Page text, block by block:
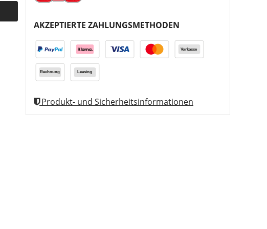
AKZEPTIERTE ZAHLUNGSMETHODEN
Produkt- und Sicherheitsinformationen